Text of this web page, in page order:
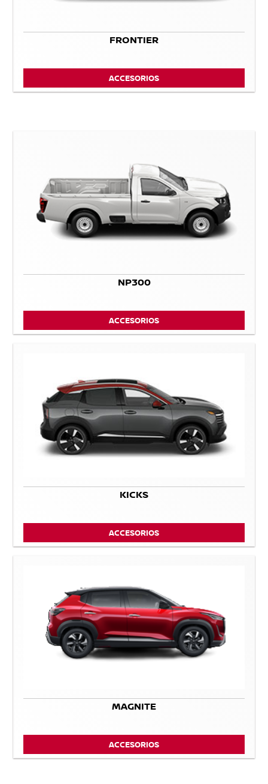
FRONTIER
ACCESORIOS
NP300
ACCESORIOS
KICKS
ACCESORIOS
MAGNITE
ACCESORIOS